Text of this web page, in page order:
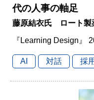
代の人事の軸足
藤原結衣氏 ロート製
『Learning Design』
AI 対話 採用